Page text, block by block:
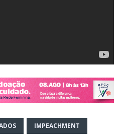
IMPEACHMENT